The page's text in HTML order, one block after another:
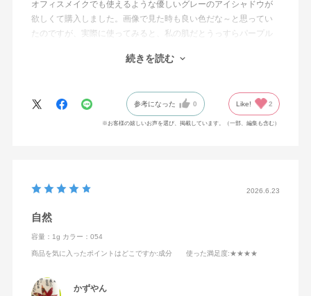
オフィスメイクでも使えるような優しいグレーのアイシャドウが
欲しくて購入しました。画像で見た時も良い色だな～と思ってい
たのですが、実際に使ってみると、私の肌だとうっすらパープル
の色っぽさやミステリアスなニュアンスも感じられて素敵でし
他の色とも組み合わせやすいのもポイントです。しっとりとした
質感で粉飛びもせず、色持ちも良くてお値段以上だと思います。
出会えて良かった！！
続きを読む
参考になった 0 Like! 2
※お客様の嬉しいお声を選び、掲載しています。（一部、編集も含む）
2026.6.23
自然
容量：1g カラー：054
商品を気に入ったポイントはどこですか:成分 使った満足度:★★★★
かずやん